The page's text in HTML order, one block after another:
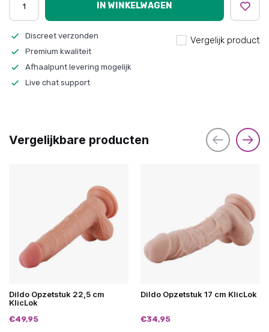
IN WINKELWAGEN
Discreet verzonden
Premium kwaliteit
Afhaalpunt levering mogelijk
Live chat support
Vergelijk product
Vergelijkbare producten
Dildo Opzetstuk 22,5 cm
KlicLok
€49,95
Dildo Opzetstuk 17 cm KlicLok
€34,95